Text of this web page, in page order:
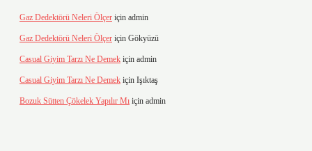
Gaz Dedektörü Neleri Ölçer için admin
Gaz Dedektörü Neleri Ölçer için Gökyüzü
Casual Giyim Tarzı Ne Demek için admin
Casual Giyim Tarzı Ne Demek için Işıktaş
Bozuk Sütten Çökelek Yapılır Mı için admin